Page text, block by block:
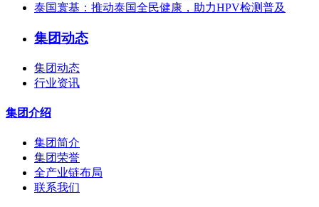
泰国寰基：推动泰国全民健康，助力HPV检测普及
集团动态
集团动态
行业资讯
集团介绍
集团简介
集团荣誉
全产业链布局
联系我们